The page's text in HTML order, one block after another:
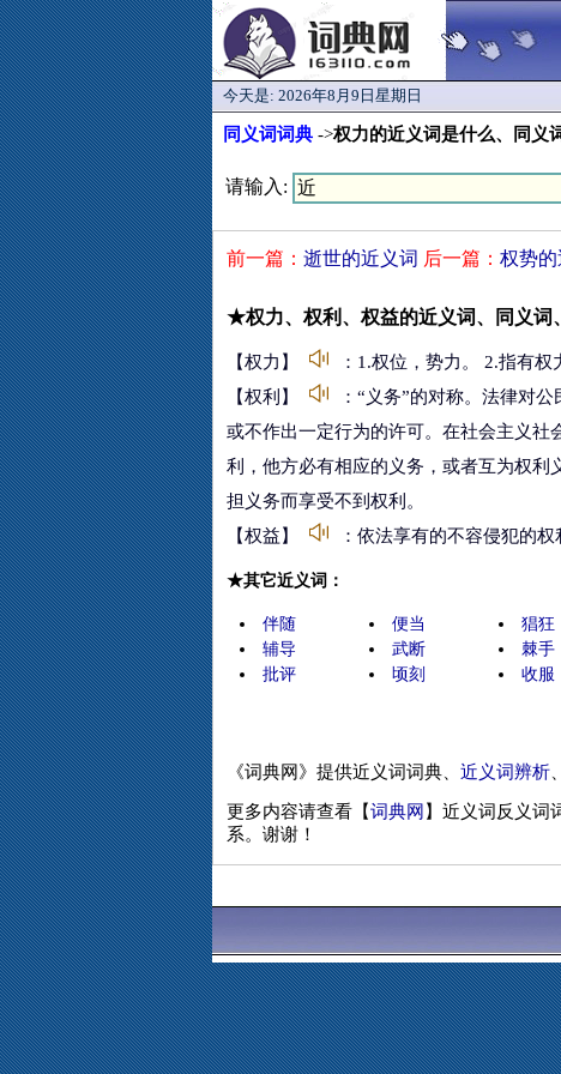
今天是: 2026年8月9日星期日
同义词词典 ->权力的近义词是什么、同
请输入:
前一篇： 逝世的近义词 后一篇： 权势的
★权力、权利、权益的近义词、同义词
【权力】
：1.权位，势力。 2.指有权
【权利】
：“义务”的对称。法律对
或不作出一定行为的许可。在社会主义社
利，他方必有相应的义务，或者互为权利
担义务而享受不到权利。
【权益】
：依法享有的不容侵犯的权
★其它近义词：
伴随 便当 猖狂
辅导
武断 棘手
批评
顷刻 收服
《词典网》提供近义词词典、 近义词辨析
更多内容请查看【词典网 】近义词反义词
系。谢谢！